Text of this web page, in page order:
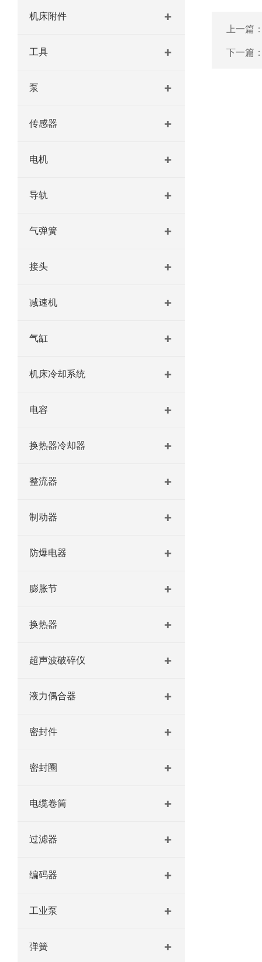
机床附件
工具
泵
传感器
电机
导轨
气弹簧
接头
减速机
气缸
机床冷却系统
电容
换热器冷却器
整流器
制动器
防爆电器
膨胀节
换热器
超声波破碎仪
液力偶合器
密封件
密封圈
电缆卷筒
过滤器
编码器
工业泵
弹簧
上一篇
下一篇